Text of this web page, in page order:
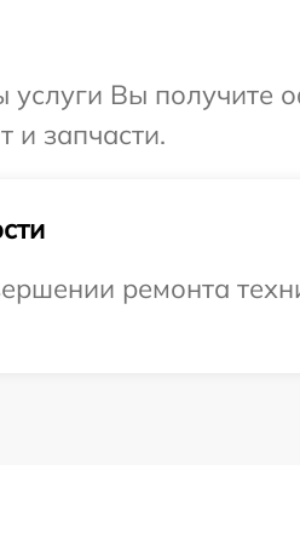
Вы получите
и запчасти.
ремонта